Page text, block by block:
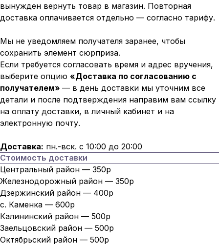
вынужден вернуть товар в магазин. Повторная
доставка оплачивается отдельно — согласно тарифу.
Мы не уведомляем получателя заранее, чтобы
сохранить элемент сюрприза.
Если требуется согласовать время и адрес вручения,
выберите опцию «Доставка по согласованию с
получателем» — в день доставки мы уточним все
детали и после подтверждения направим вам ссылку
на оплату доставки, в личный кабинет и на
электронную почту.
Доставка: пн.-вск. с 10:00 до 20:00
Стоимость доставки
Центральный район — 350р
Железнодорожный район — 350р
Дзержинский район — 400р
с. Каменка — 600р
Калининский район — 500р
Заельцовский район — 500р
Октябрьский район — 500р